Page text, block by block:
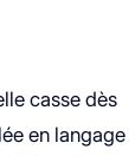
casse dès
en langage